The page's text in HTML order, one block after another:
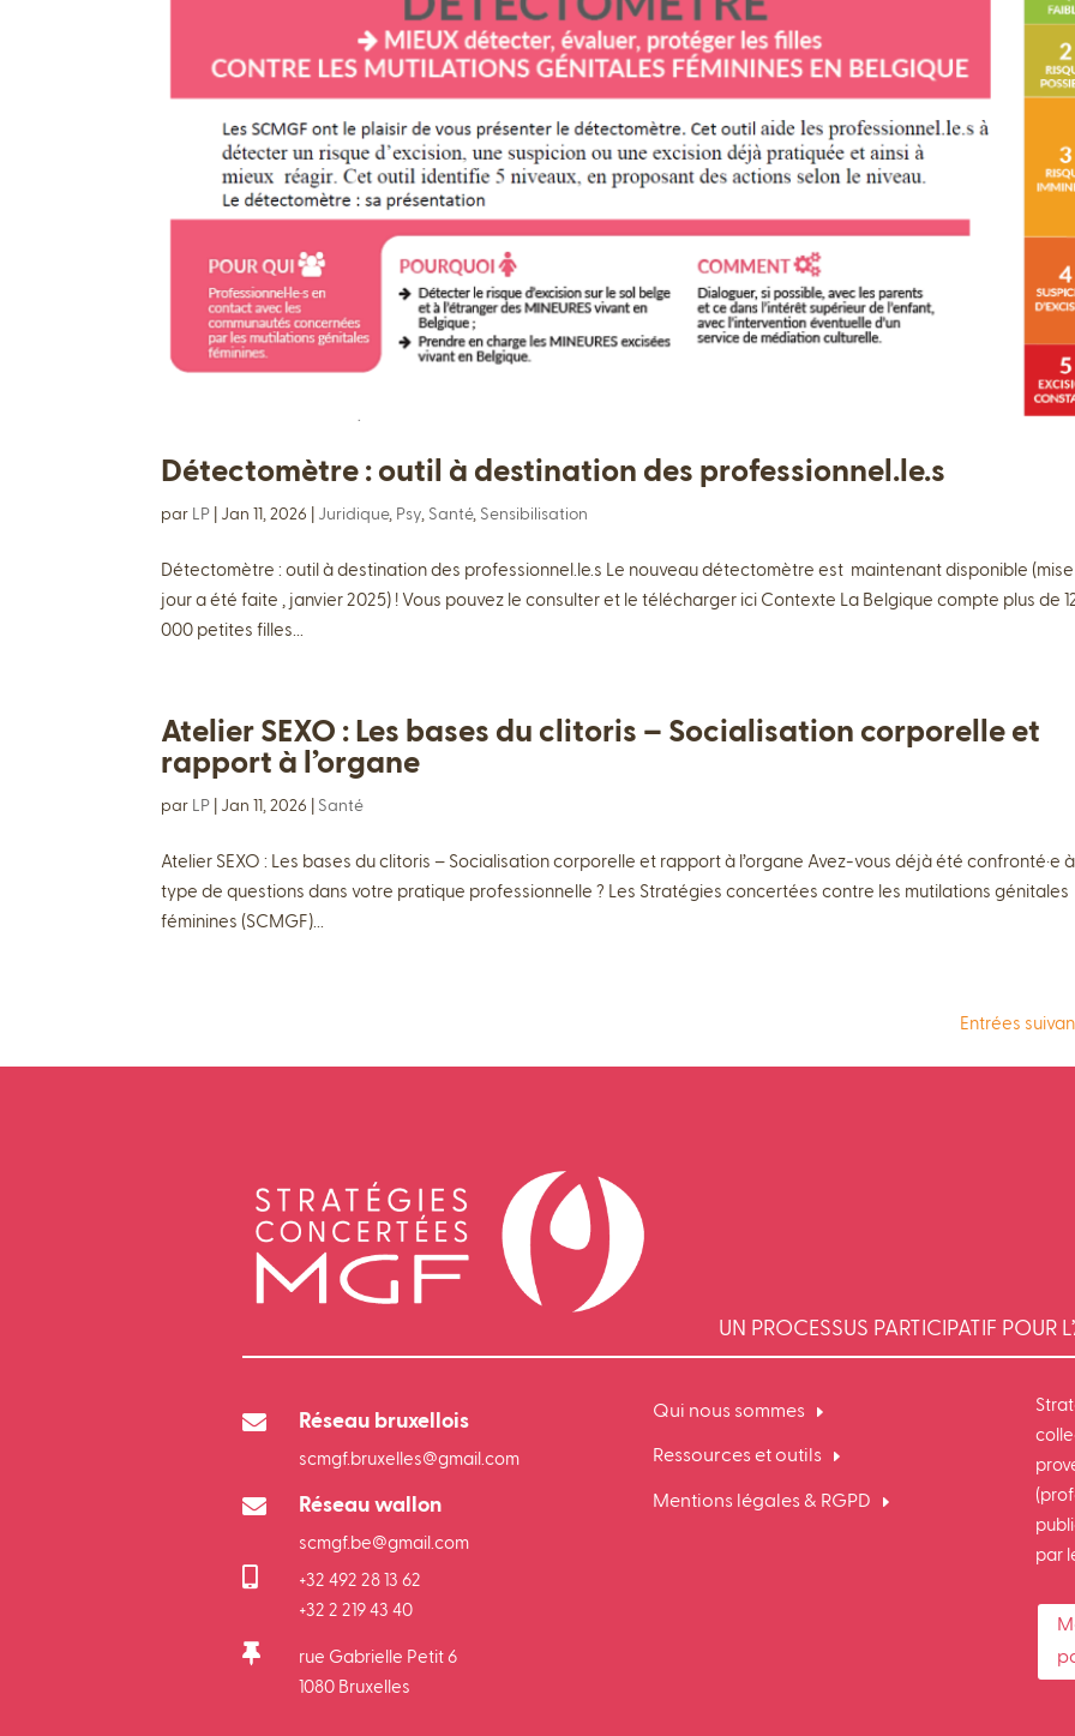
Détectomètre : outil à destination des professionnel.le.s
par LP Jan 11, 2026 Juridique, Psy, Santé, Sensibilisation
Détectomètre : outil à destination des professionnel.le.s Le nouveau détectomètre est maintenant disponible
jour a été faite , janvier 2025) ! Vous pouvez le consulter et le télécharger ici Contexte La Belgique compte plus de
000 petites filles...
Atelier SEXO : Les bases du clitoris – Socialisation corporelle et
rapport à l’organe
par LP Jan 11, 2026 Santé
Atelier SEXO : Les bases du clitoris – Socialisation corporelle et rapport à l’organe Avez-vous déjà été confronté·e
type de questions dans votre pratique professionnelle ? Les Stratégies concertées contre les mutilations génitales
féminines (SCMGF)...
Entrées
UN PROCESSUS PARTICIPATIF POUR
 Réseau bruxellois
scmgf.bruxelles@gmail.com
 Réseau wallon
scmgf.be@gmail.com

+32 492 28 13 62
+32 2 219 43 40

rue Gabrielle Petit 6
1080 Bruxelles
Qui nous sommes
Ressources et outils
Mentions légales & RGPD
par